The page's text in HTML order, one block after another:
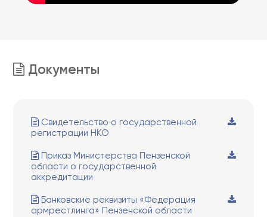
Документы
Свидетельство о государственной
регистрации НКО
Приказ Министерства Пензенской
области о государственной
аккредитации
Банковские реквизиты «Федерация
армрестлинга» Пензенской области